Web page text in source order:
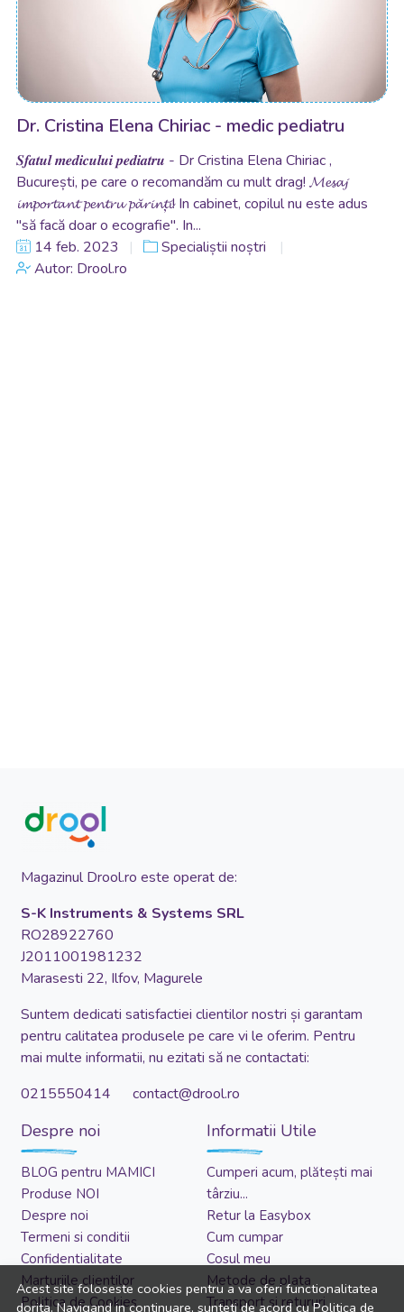
Dr. Cristina Elena Chiriac - medic pediatru
𝑺𝒇𝒂𝒕𝒖𝒍 𝒎𝒆𝒅𝒊𝒄𝒖𝒍𝒖𝒊 𝒑𝒆𝒅𝒊𝒂𝒕𝒓𝒖 - Dr Cristina Elena Chiriac ,
București, pe care o recomandăm cu mult drag! 𝓜𝓮𝓼𝓪𝓳
𝓲𝓶𝓹𝓸𝓻𝓽𝓪𝓷𝓽 𝓹𝓮𝓷𝓽𝓻𝓾 𝓹𝓪̆𝓻𝓲𝓷𝓽̦𝓲! In cabinet, copilul nu este adus
"să facă doar o ecografie". In...
14 feb. 2023
Specialiștii noștri
Autor: Drool.ro
Acest site foloseste cookies pentru a va oferi functionalitatea
dorita. Navigand in continuare, sunteti de acord cuPolitica de
Magazinul Drool.ro este operat de:
S-K Instruments & Systems SRL
RO28922760
J2011001981232
Marasesti 22, Ilfov, Magurele
Suntem dedicati satisfactiei clientilor nostri și garantam
pentru calitatea produsele pe care vi le oferim. Pentru
mai multe informatii, nu ezitati să ne contactati:
0215550414 contact@drool.ro
Despre noi
BLOG pentru MAMICI
Produse NOI
Despre noi
Termeni si conditii
Confidentialitate
Marturiile clientilor
Politica de Cookies
Informatii Utile
Cumperi acum, plătești mai
târziu...
Retur la Easybox
Cum cumpar
Cosul meu
Metode de plata
Transport si retururi